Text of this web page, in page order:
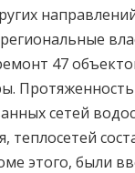
47
Протяженность
сетей
теплосетей
этого, были